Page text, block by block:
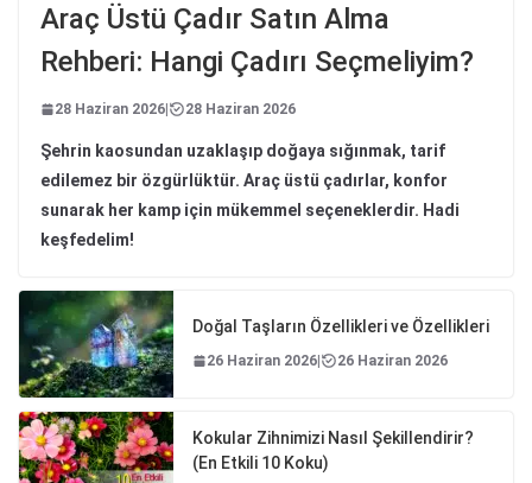
Araç Üstü Çadır Satın Alma
Rehberi: Hangi Çadırı Seçmeliyim?
28 Haziran 2026| 28 Haziran 2026
Şehrin kaosundan uzaklaşıp doğaya sığınmak, tarif
edilemez bir özgürlüktür. Araç üstü çadırlar, konfor
sunarak her kamp için mükemmel seçeneklerdir. Hadi
keşfedelim!
Doğal Taşların Özellikleri ve Özellikleri
26 Haziran 2026| 26 Haziran 2026
Kokular Zihnimizi Nasıl Şekillendirir?
(En Etkili 10 Koku)